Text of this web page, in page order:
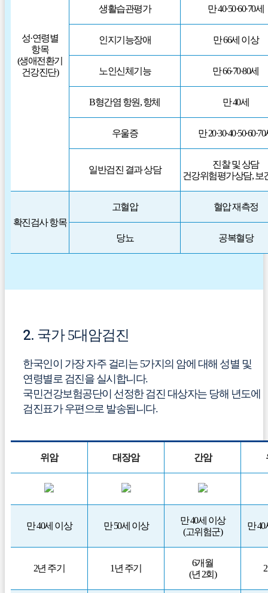
성·연령별
항목
(생애전환기
건강진단)
생활습관평가 만 40·50·60·70세
인지기능장애 만 66세 이상
노인신체기능 만 66·70·80세
B형간염 항원, 항체 만 40세
우울증 만
일반검진 결과 상담
진찰 및 상담
건강위험평가상담, 보
확진검사 항목
고혈압 혈압 재측정
당뇨 공복혈당
2. 국가 5대암검진
한국인이 가장 자주 걸리는 5가지의 암에 대해 성별 및
연령별로 검진을 실시합니다.
국민건강보험공단이 선정한 검진 대상자는 당해 년도에
검진표가 우편으로 발송됩니다.
위암 대장암 간암
만 40세 이상 만 50세 이상
만 40세 이상
(고위험군)
만
2년 주기 1년 주기
6개월
(년 2회)